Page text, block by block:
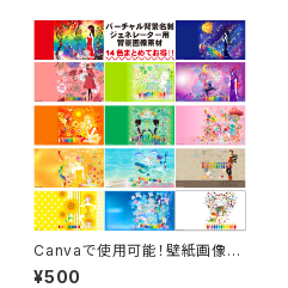
Canvaで使用可能！壁紙画像素
材１４種
¥500